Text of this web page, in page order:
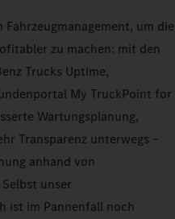
um die
zu machen: mit den
Trucks Uptime,
My TruckPoint for
Wartungsplanung,
Transparenz unterwegs –
anhand von
unser
ist im Pannenfall noch